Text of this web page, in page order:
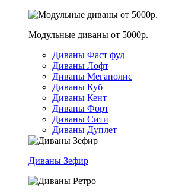
Модульные диваны от 5000р.
Диваны Фаст фуд
Диваны Лофт
Диваны Мегаполис
Диваны Куб
Диваны Кент
Диваны Форт
Диваны Сити
Диваны Дуплет
Диваны Зефир